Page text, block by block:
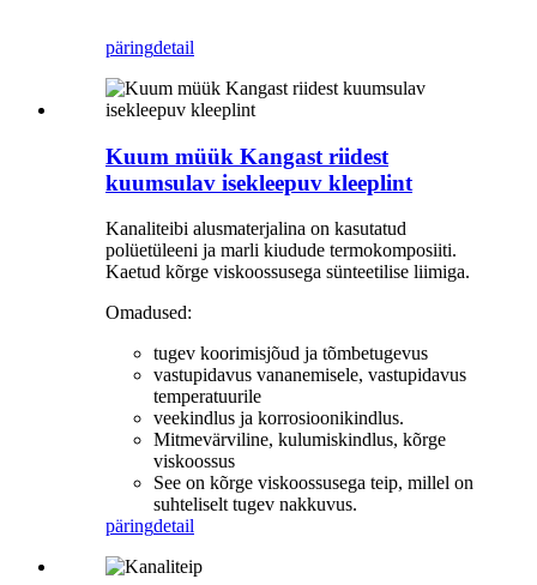
päringdetail
Kuum müük Kangast riidest
kuumsulav isekleepuv kleeplint
Kanaliteibi alusmaterjalina on kasutatud
polüetüleeni ja marli kiudude termokomposiiti.
Kaetud kõrge viskoossusega sünteetilise liimiga.
Omadused:
tugev koorimisjõud ja tõmbetugevus
vastupidavus vananemisele, vastupidavus
temperatuurile
veekindlus ja korrosioonikindlus.
Mitmevärviline, kulumiskindlus, kõrge
viskoossus
See on kõrge viskoossusega teip, millel on
suhteliselt tugev nakkuvus.
päringdetail